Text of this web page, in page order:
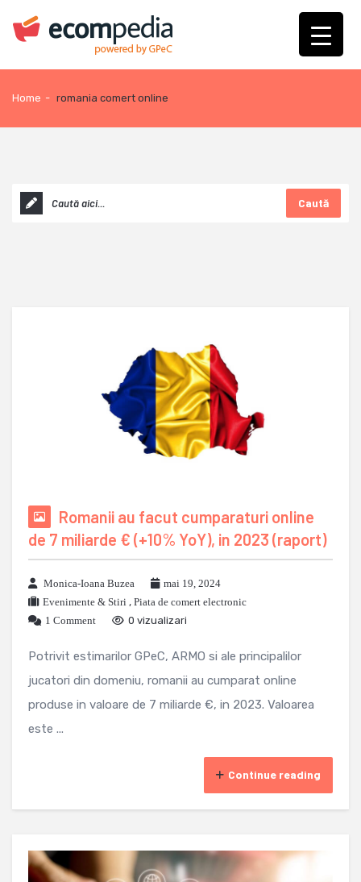
Home - romania comert online
Caută
Romanii au facut cumparaturi online
de 7 miliarde € (+10% YoY), in 2023 (raport)
Monica-Ioana Buzea
mai 19, 2024
Evenimente & Stiri , Piata de comert electronic
1 Comment
0 vizualizari
Potrivit estimarilor GPeC, ARMO si ale principalilor
jucatori din domeniu, romanii au cumparat online
produse in valoare de 7 miliarde €, in 2023. Valoarea
este ...
Continue reading